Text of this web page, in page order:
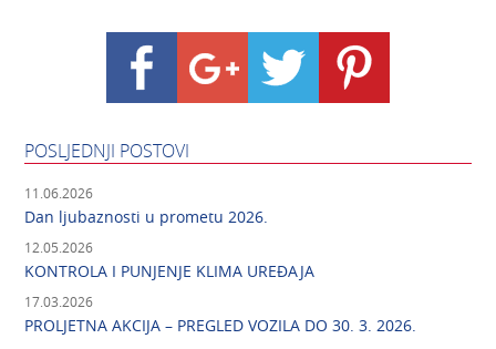
POSLJEDNJI POSTOVI
11.06.2026
Dan ljubaznosti u prometu 2026.
12.05.2026
KONTROLA I PUNJENJE KLIMA UREĐAJA
17.03.2026
PROLJETNA AKCIJA – PREGLED VOZILA DO 30. 3. 2026.